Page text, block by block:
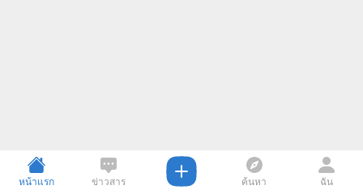
หน้าแรก ข่าวสาร ค้นหา ฉัน